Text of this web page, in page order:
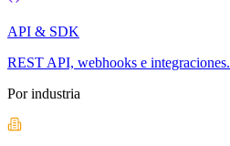
API & SDK
REST API, webhooks e integraciones.
Por industria